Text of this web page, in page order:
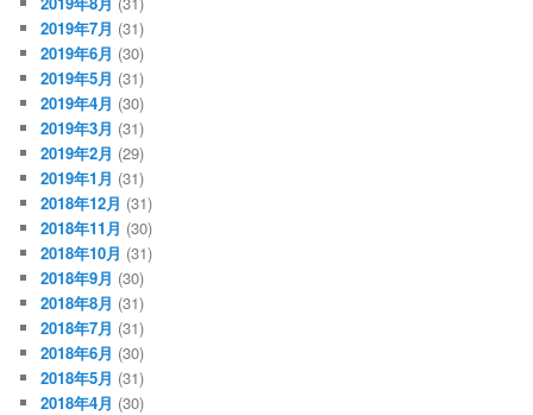
2019年7月 (31)
2019年6月 (30)
2019年5月 (31)
2019年4月 (30)
2019年3月 (31)
2019年2月 (29)
2019年1月 (31)
2018年12月 (31)
2018年11月 (30)
2018年10月 (31)
2018年9月 (30)
2018年8月 (31)
2018年7月 (31)
2018年6月 (30)
2018年5月 (31)
2018年4月 (30)